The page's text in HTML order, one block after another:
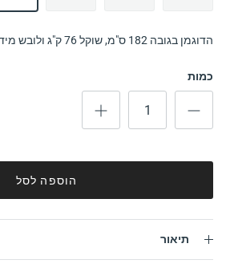
הדוגמן בגובה 182 ס"מ, שוקל 76 ק"ג ולובש מידה M
כמות
הוספה לסל
תיאור